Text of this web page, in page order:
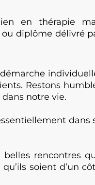
en thérapie
diplôme délivré
Restons
notre vie.
dans
rencontres
soient d’un